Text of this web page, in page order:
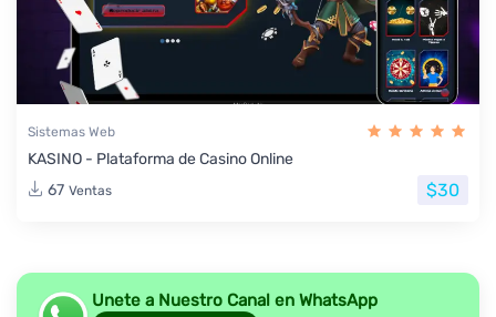
Sistemas Web
KASINO - Plataforma de Casino Online
67 Ventas $30
Unete a Nuestro Canal en WhatsApp